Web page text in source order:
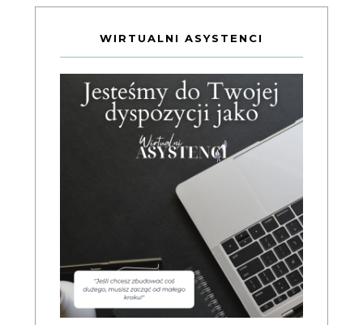
WIRTUALNI ASYSTENCI